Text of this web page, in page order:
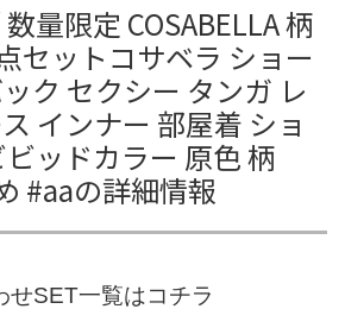
量限定 COSABELLA 柄
セットコサベラ ショー
ク セクシー タンガ レ
インナー 部屋着 ショ
ッドカラー 原色 柄
#aaの詳細情報
せSET一覧はコチラ